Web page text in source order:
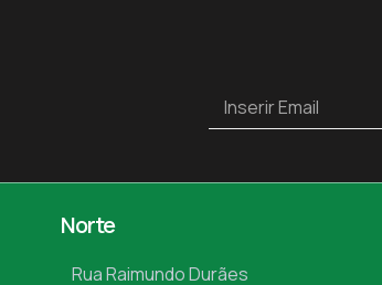
Norte
Rua Raimundo Durães